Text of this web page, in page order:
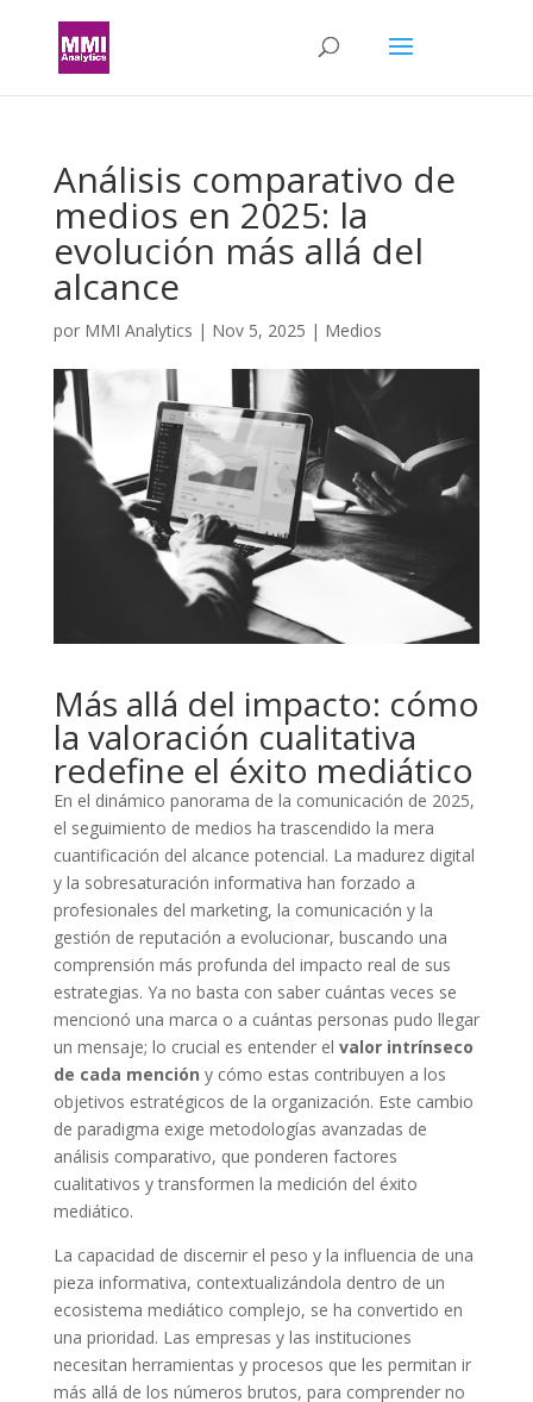
Análisis comparativo de
medios en 2025: la
evolución más allá del
alcance
por MMI Analytics | Nov 5, 2025 | Medios
Más allá del impacto: cómo
la valoración cualitativa
redefine el éxito mediático
En el dinámico panorama de la comunicación de 2025,
el seguimiento de medios ha trascendido la mera
cuantificación del alcance potencial. La madurez digital
y la sobresaturación informativa han forzado a
profesionales del marketing, la comunicación y la
gestión de reputación a evolucionar, buscando una
comprensión más profunda del impacto real de sus
estrategias. Ya no basta con saber cuántas veces se
mencionó una marca o a cuántas personas pudo llegar
un mensaje; lo crucial es entender el valor intrínseco
de cada mención y cómo estas contribuyen a los
objetivos estratégicos de la organización. Este cambio
de paradigma exige metodologías avanzadas de
análisis comparativo, que ponderen factores
cualitativos y transformen la medición del éxito
mediático.
La capacidad de discernir el peso y la influencia de una
pieza informativa, contextualizándola dentro de un
ecosistema mediático complejo, se ha convertido en
una prioridad. Las empresas y las instituciones
necesitan herramientas y procesos que les permitan ir
más allá de los números brutos, para comprender no